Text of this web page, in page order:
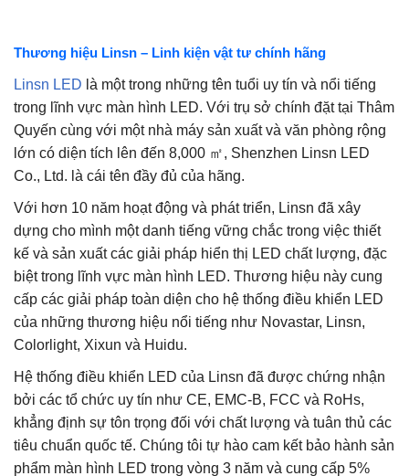
Thương hiệu Linsn – Linh kiện vật tư chính hãng
Linsn LED là một trong những tên tuổi uy tín và nổi tiếng
trong lĩnh vực màn hình LED. Với trụ sở chính đặt tại Thâm
Quyến cùng với một nhà máy sản xuất và văn phòng rộng
lớn có diện tích lên đến 8,000 ㎡, Shenzhen Linsn LED
Co., Ltd. là cái tên đầy đủ của hãng.
Với hơn 10 năm hoạt động và phát triển, Linsn đã xây
dựng cho mình một danh tiếng vững chắc trong việc thiết
kế và sản xuất các giải pháp hiển thị LED chất lượng, đặc
biệt trong lĩnh vực màn hình LED. Thương hiệu này cung
cấp các giải pháp toàn diện cho hệ thống điều khiển LED
của những thương hiệu nổi tiếng như Novastar, Linsn,
Colorlight, Xixun và Huidu.
Hệ thống điều khiển LED của Linsn đã được chứng nhận
bởi các tổ chức uy tín như CE, EMC-B, FCC và RoHs,
khẳng định sự tôn trọng đối với chất lượng và tuân thủ các
tiêu chuẩn quốc tế. Chúng tôi tự hào cam kết bảo hành sản
phẩm màn hình LED trong vòng 3 năm và cung cấp 5%